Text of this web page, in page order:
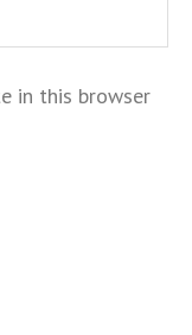
in this browser